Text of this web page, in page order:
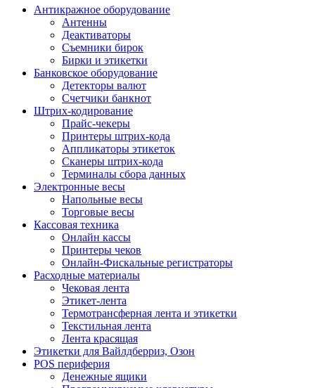
Антикражное оборудование
Антенны
Деактиваторы
Съемники бирок
Бирки и этикетки
Банковское оборудование
Детекторы валют
Счетчики банкнот
Штрих-кодирование
Прайс-чекеры
Принтеры штрих-кода
Аппликаторы этикеток
Сканеры штрих-кода
Терминалы сбора данных
Электронные весы
Напольные весы
Торговые весы
Кассовая техника
Онлайн кассы
Принтеры чеков
Онлайн-Фискальные регистраторы
Расходные материалы
Чековая лента
Этикет-лента
Термотрансферная лента и этикетки
Текстильная лента
Лента красящая
Этикетки для Вайлдберриз, Озон
POS периферия
Денежные ящики